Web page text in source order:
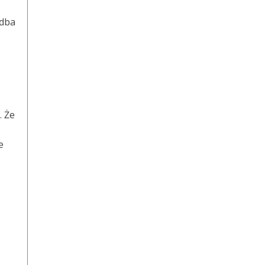
Że